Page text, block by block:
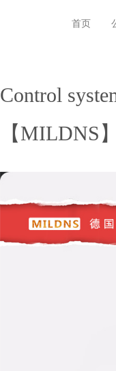
首页
Control
【MILDNS